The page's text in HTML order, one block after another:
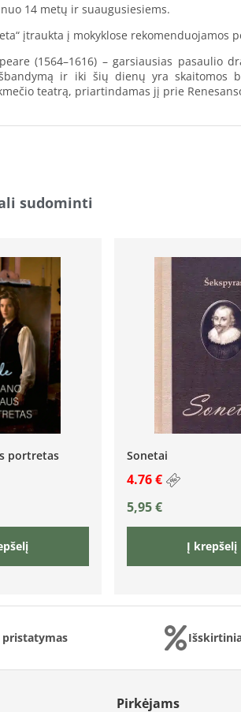
14 metų ir suaugusiesiems.
įtraukta į mokyklose rekomenduojamos
(1564–1616) – garsiausias pasaulio
ir iki šių dienų yra skaitomos
teatrą, priartindamas jį prie
sudominti
portretas Sonetai
4.76 €
5,95€
Į krepšelį
pristatymas
Pirkėjams